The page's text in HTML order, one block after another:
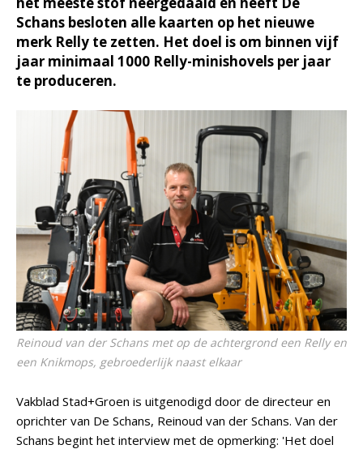
Schans besloten alle kaarten op het nieuwe
merk Relly te zetten. Het doel is om binnen vijf
jaar minimaal 1000 Relly-minishovels per jaar
te produceren.
Reinoud van der Schans met op de achtergrond een Relly en
een Knikmops, gebroederlijk naast elkaar
Vakblad Stad+Groen is uitgenodigd door de directeur en
oprichter van De Schans, Reinoud van der Schans. Van der
Schans begint het interview met de opmerking: 'Het doel